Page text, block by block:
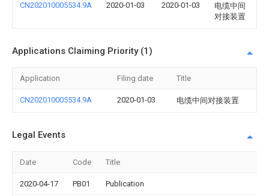
CN202010005534.9A 2020-01-03 2020-01-03
电缆中间
对接装置
Applications Claiming Priority (1)
Application Filing date Title
CN202010005534.9A 2020-01-03 电缆中间对接装置
Legal Events
Date Code Title
2020-04-17 PB01 Publication